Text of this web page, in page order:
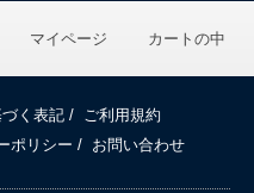
マイページ カートの中
く表記 /
ご利用規約
ポリシー / お問い合わせ